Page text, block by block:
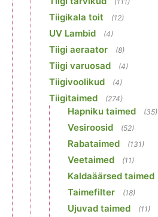
Tiigikala toit (12)
UV Lambid (4)
Tiigi aeraator (8)
Tiigi varuosad (4)
Tiigivoolikud (4)
Tiigitaimed (274)
Hapniku taimed (35)
Vesiroosid (52)
Rabataimed (131)
Veetaimed (11)
Kaldaäärsed taimed
Taimefilter (18)
Ujuvad taimed (11)